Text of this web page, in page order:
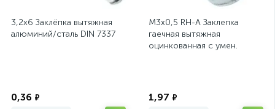
3,2х6 Заклёпка вытяжная
алюминий/сталь DIN 7337
0,36 ₽
М3х0,5 RH-A Заклепка
гаечная вытяжная
оцинкованная с умен.
1,97 ₽